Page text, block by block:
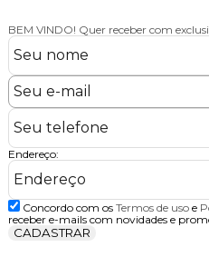
BEM VINDO! Quer receber com
Endereço:
Concordo com os Termos de usoe
receber e-mails com novidades e
CADASTRAR